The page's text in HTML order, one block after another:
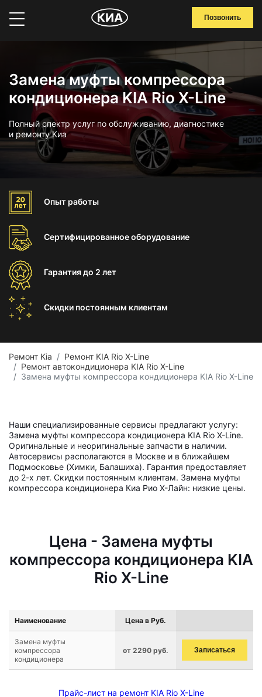
Позвонить
Замена муфты компрессора
кондиционера KIA Rio X-Line
Полный спектр услуг по обслуживанию, диагностике
и ремонту Киа
Опыт работы
Сертифицированноеоборудование
Гарантиядо 2 лет
Скидки постоянным клиентам
Ремонт Kia
Ремонт KIA Rio X-Line
Ремонт автокондиционера KIA Rio X-Line
Замена муфты компрессора кондиционера KIA Rio X-Line
Наши специализированные сервисы предлагают услугу:
Замена муфты компрессора кондиционера KIA Rio X-Line.
Оригинальные и неоригинальные запчасти в наличии.
Автосервисы располагаются в Москве и в ближайшем
Подмосковье (Химки, Балашиха). Гарантия предоставляет
до 2-х лет. Скидки постоянным клиентам. Замена муфты
компрессора кондиционера Киа Рио Х-Лайн: низкие цены.
Цена - Замена муфты
компрессора кондиционера KIA
Rio X-Line
Наименование Цена в Руб.
Замена муфты
компрессора
кондиционера
от 2290 руб. Записаться
Прайс-лист на ремонт KIA Rio X-Line